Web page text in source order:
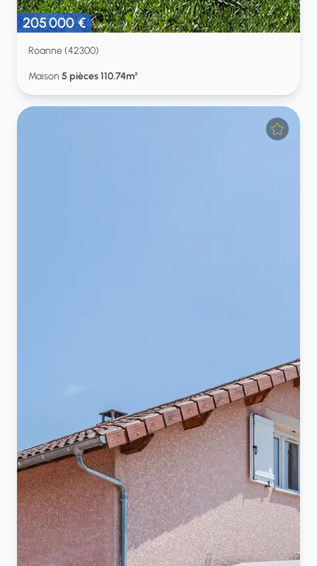
205 000 €
Roanne (42300)
Maison 5 pièces 110.74m²